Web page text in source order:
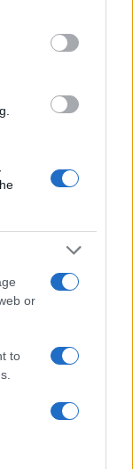
below Google
or
to
για να
τσουνάμι
της
Ελπίδα
το
κόμμα»
-
του
του
του –